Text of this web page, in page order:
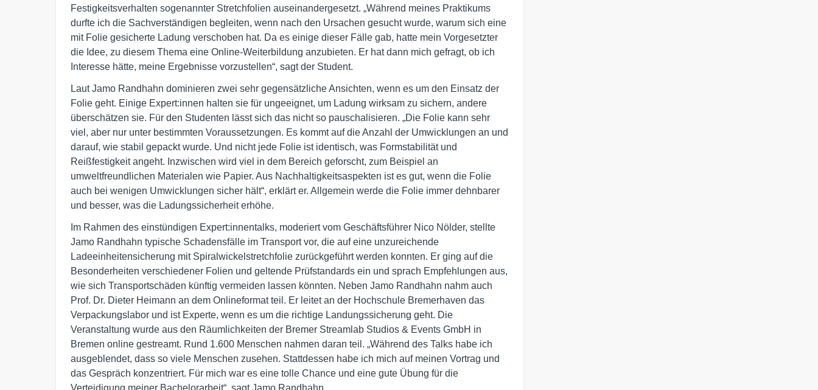
Festigkeitsverhalten sogenannter Stretchfolien auseinandergesetzt. „Während meines Praktikums
durfte ich die Sachverständigen begleiten, wenn nach den Ursachen gesucht wurde, warum sich eine
mit Folie gesicherte Ladung verschoben hat. Da es einige dieser Fälle gab, hatte mein Vorgesetzter
die Idee, zu diesem Thema eine Online-Weiterbildung anzubieten. Er hat dann mich gefragt, ob ich
Interesse hätte, meine Ergebnisse vorzustellen“, sagt der Student.
Laut Jamo Randhahn dominieren zwei sehr gegensätzliche Ansichten, wenn es um den Einsatz der
Folie geht. Einige Expert:innen halten sie für ungeeignet, um Ladung wirksam zu sichern, andere
überschätzen sie. Für den Studenten lässt sich das nicht so pauschalisieren. „Die Folie kann sehr
viel, aber nur unter bestimmten Voraussetzungen. Es kommt auf die Anzahl der Umwicklungen an und
darauf, wie stabil gepackt wurde. Und nicht jede Folie ist identisch, was Formstabilität und
Reißfestigkeit angeht. Inzwischen wird viel in dem Bereich geforscht, zum Beispiel an
umweltfreundlichen Materialen wie Papier. Aus Nachhaltigkeitsaspekten ist es gut, wenn die Folie
auch bei wenigen Umwicklungen sicher hält“, erklärt er. Allgemein werde die Folie immer dehnbarer
und besser, was die Ladungssicherheit erhöhe.
Im Rahmen des einstündigen Expert:innentalks, moderiert vom Geschäftsführer Nico Nölder, stellte
Jamo Randhahn typische Schadensfälle im Transport vor, die auf eine unzureichende
Ladeeinheitensicherung mit Spiralwickelstretchfolie zurückgeführt werden konnten. Er ging auf die
Besonderheiten verschiedener Folien und geltende Prüfstandards ein und sprach Empfehlungen aus,
wie sich Transportschäden künftig vermeiden lassen könnten. Neben Jamo Randhahn nahm auch
Prof. Dr. Dieter Heimann an dem Onlineformat teil. Er leitet an der Hochschule Bremerhaven das
Verpackungslabor und ist Experte, wenn es um die richtige Landungssicherung geht. Die
Veranstaltung wurde aus den Räumlichkeiten der Bremer Streamlab Studios & Events GmbH in
Bremen online gestreamt. Rund 1.600 Menschen nahmen daran teil. „Während des Talks habe ich
ausgeblendet, dass so viele Menschen zusehen. Stattdessen habe ich mich auf meinen Vortrag und
das Gespräch konzentriert. Für mich war es eine tolle Chance und eine gute Übung für die